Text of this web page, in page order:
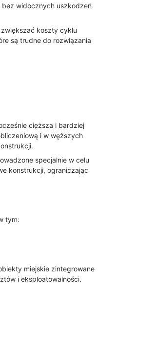
bez widocznych uszkodzeń
koszty cyklu
są trudne do rozwiązania
cięższa i bardziej
i w węższych
specjalnie w celu
konstrukcji, ograniczając
tym:
miejskie zintegrowane
i eksploatowalności.